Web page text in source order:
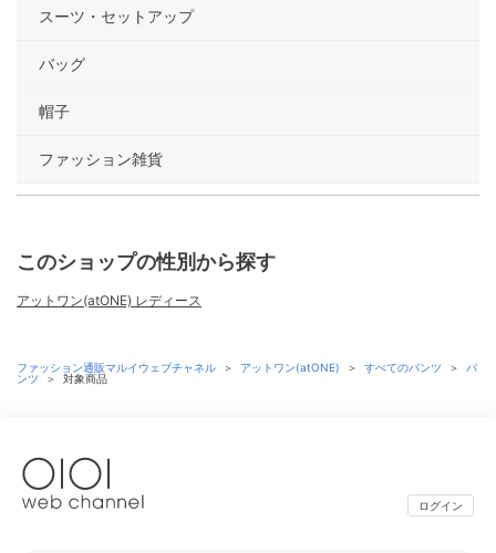
スーツ・セットアップ
バッグ
帽子
ファッション雑貨
このショップの性別から探す
アットワン(atONE) レディース
ファッション通販マルイウェブチャネル ＞ アットワン(atONE) ＞ すべてのパンツ ＞
パ
ンツ
＞ 対象商品
ログイン